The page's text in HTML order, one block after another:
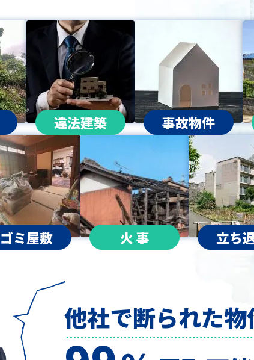
違法建築 事故物件
ゴミ屋敷 火 事 立ち
他社で断られた物